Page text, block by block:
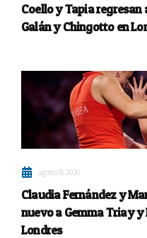
Coello y Tapia
Galán y Chingotto en
agosto 8, 2026
Claudia Fernández y
nuevo a Gemma Triay y
Londres